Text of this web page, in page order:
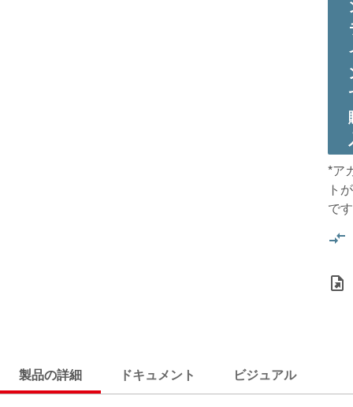
*ア
ト
です
製品の詳細 ドキュメント ビジュアル